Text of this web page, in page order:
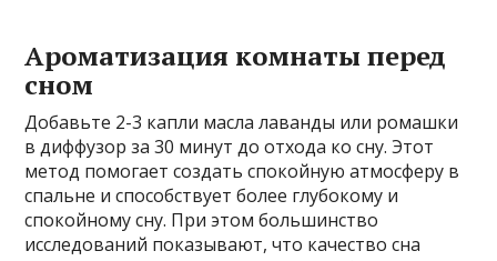
Ароматизация комнаты перед
сном
Добавьте 2-3 капли масла лаванды или ромашки
в диффузор за 30 минут до отхода ко сну. Этот
метод помогает создать спокойную атмосферу в
спальне и способствует более глубокому и
спокойному сну. При этом большинство
исследований показывают, что качество сна